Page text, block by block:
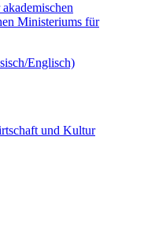
Ministeriums für
Englisch)
und Kultur